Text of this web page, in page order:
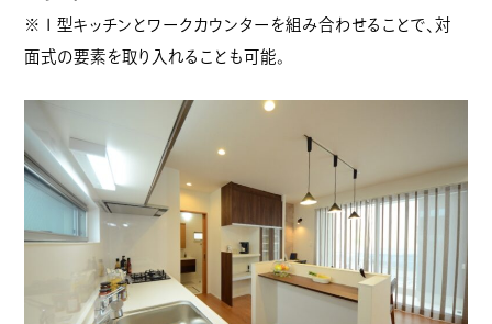
※Ⅰ型キッチンとワークカウンターを組み合わせることで、対
面式の要素を取り入れることも可能。